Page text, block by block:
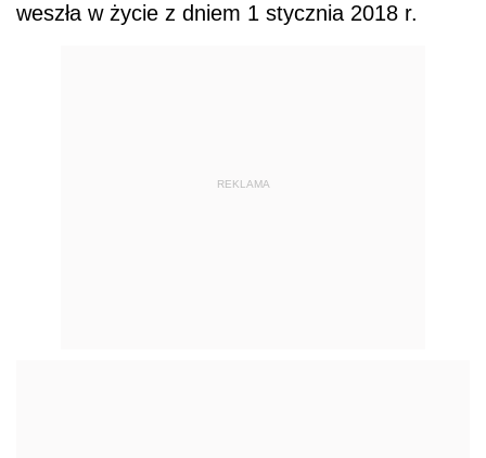
weszła w życie z dniem 1 stycznia 2018 r.
REKLAMA